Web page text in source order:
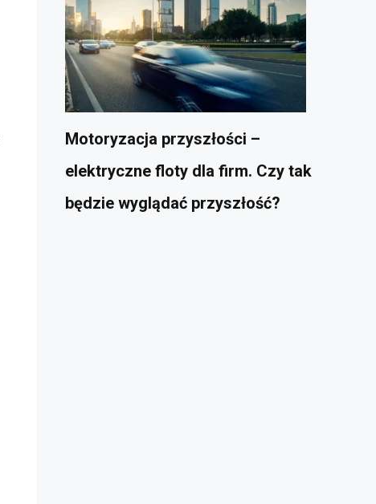
Motoryzacja przyszłości –
elektryczne floty dla firm. Czy tak
będzie wyglądać przyszłość?